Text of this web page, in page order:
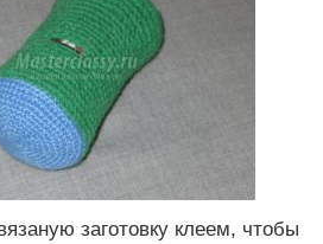
заготовку клеем, чтобы